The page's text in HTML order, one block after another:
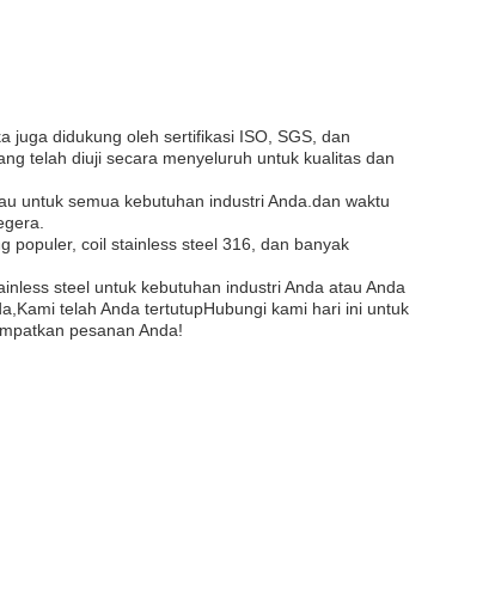
juga didukung oleh sertifikasi ISO, SGS, dan
telah diuji secara menyeluruh untuk kualitas dan
untuk semua kebutuhan industri Anda.dan waktu
populer, coil stainless steel 316, dan banyak
steel untuk kebutuhan industri Anda atau Anda
telah Anda tertutupHubungi kami hari ini untuk
pesanan Anda!